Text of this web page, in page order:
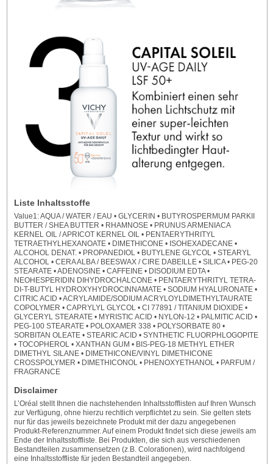
Liste Inhaltsstoffe
Value1: AQUA / WATER / EAU • GLYCERIN • BUTYROSPERMUM PARKII
BUTTER / SHEA BUTTER • RHAMNOSE • PRUNUS ARMENIACA
KERNEL OIL / APRICOT KERNEL OIL • PENTAERYTHRITYL
TETRAETHYLHEXANOATE • DIMETHICONE • ISOHEXADECANE •
ALCOHOL DENAT. • PROPANEDIOL • BUTYLENE GLYCOL • STEARYL
ALCOHOL • CERA ALBA / BEESWAX / CIRE DABEILLE • SILICA • PEG-20
STEARATE • ADENOSINE • CAFFEINE • DISODIUM EDTA •
NEOHESPERIDIN DIHYDROCHALCONE • PENTAERYTHRITYL TETRA-
DI-T-BUTYL HYDROXYHYDROCINNAMATE • SODIUM HYALURONATE •
CITRIC ACID • ACRYLAMIDE/SODIUM ACRYLOYLDIMETHYLTAURATE
COPOLYMER • CAPRYLYL GLYCOL • CI 77891 / TITANIUM DIOXIDE •
GLYCERYL STEARATE • MYRISTIC ACID • NYLON-12 • PALMITIC ACID •
PEG-100 STEARATE • POLOXAMER 338 • POLYSORBATE 80 •
SORBITAN OLEATE • STEARIC ACID • SYNTHETIC FLUORPHLOGOPITE
• TOCOPHEROL • XANTHAN GUM • BIS-PEG-18 METHYL ETHER
DIMETHYL SILANE • DIMETHICONE/VINYL DIMETHICONE
CROSSPOLYMER • DIMETHICONOL • PHENOXYETHANOL • PARFUM /
FRAGRANCE
Disclaimer
L’Oréal stellt Ihnen die nachstehenden Inhaltsstofflisten auf Ihren Wunsch
zur Verfügung, ohne hierzu rechtlich verpflichtet zu sein. Sie gelten stets
nur für das jeweils bezeichnete Produkt mit der dazu angegebenen
Produkt-Referenznummer. Auf einem Produkt findet sich diese jeweils am
Ende der Inhaltsstoffliste. Bei Produkten, die sich aus verschiedenen
Bestandteilen zusammensetzen (z.B. Colorationen), wird nachfolgend
eine Inhaltsstoffliste für jeden Bestandteil angegeben.